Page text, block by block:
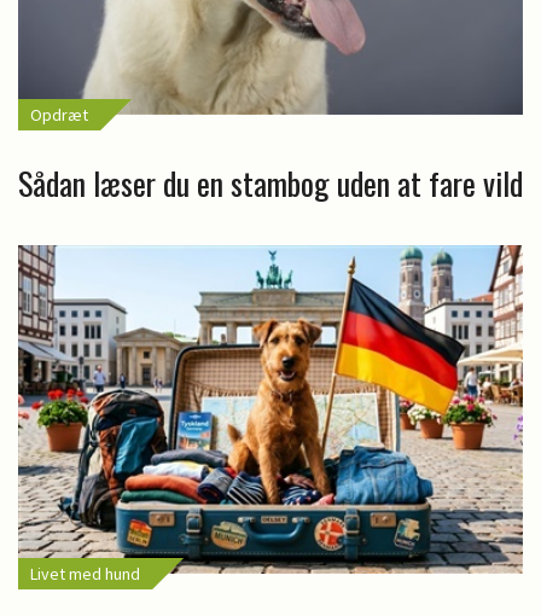
Opdræt
Sådan læser du en stambog uden at fare vild
Livet med hund